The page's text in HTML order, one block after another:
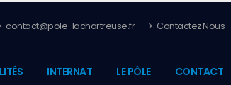
contact@pole-lachartreuse.fr Contactez Nous
INTERNAT LE PÔLE CONTACT